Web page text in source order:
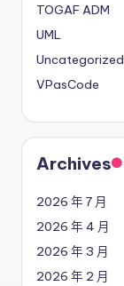
TOGAF ADM
UML
Uncategorized
VPasCode
Archives
2026 年 7 月
2026 年 4 月
2026 年 3 月
2026 年 2 月